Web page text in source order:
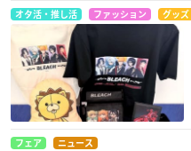
オタ活・推し活 ファッション グッズ
フェア ニュース